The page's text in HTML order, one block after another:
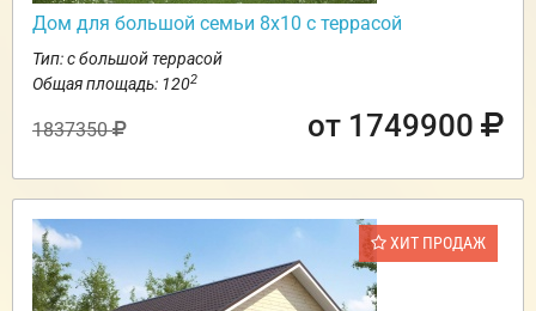
Дом для большой семьи 8х10 с террасой
Тип: с большой террасой
Общая площадь: 1202
1837350 от 1749900
ХИТ ПРОДАЖ